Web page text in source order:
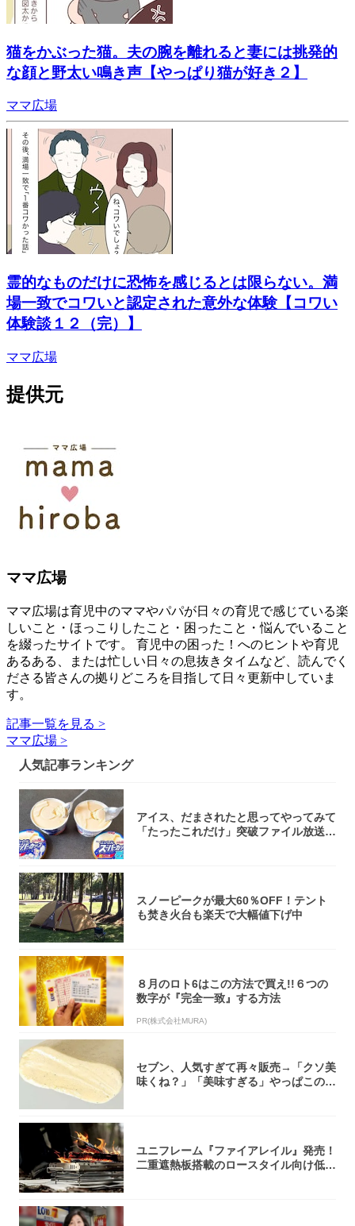
猫をかぶった猫。夫の腕を離れると妻には挑発的
な顔と野太い鳴き声【やっぱり猫が好き２】
ママ広場
霊的なものだけに恐怖を感じるとは限らない。満
場一致でコワいと認定された意外な体験【コワい
体験談１２（完）】
ママ広場
提供元
ママ広場
ママ広場は育児中のママやパパが日々の育児で感じている楽
しいこと・ほっこりしたこと・困ったこと・悩んでいること
を綴ったサイトです。 育児中の困った！へのヒントや育児
あるある、または忙しい日々の息抜きタイムなど、読んでく
ださる皆さんの拠りどころを目指して日々更新中していま
す。
記事一覧を見る >
ママ広場 >
人気記事ランキング
アイス、だまされたと思ってやってみて
「たったこれだけ」突破ファイル放送で
スノーピークが最大60％OFF！テント
も焚き火台も楽天で大幅値下げ中
８月のロト6はこの方法で買え!!６つの
数字が『完全一致』する方法
PR(株式会社MURA)
セブン、人気すぎて再々販売→「クソ美
味くね？」「美味すぎる」やっぱこのク
ユニフレーム『ファイアレイル』発売！
二重遮熱板搭載のロースタイル向け低型